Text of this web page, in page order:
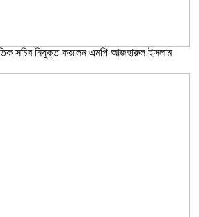
সচিব নিযুক্ত করলেন এমপি আজহারুল ইসলাম